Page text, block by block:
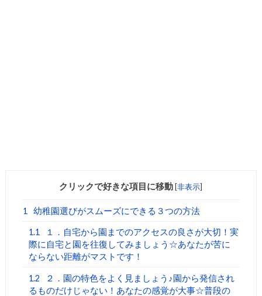
クリックで好きな項目に移動 [非表示]
1 幼稚園選びがスムーズにできる３つの方法
1.1
１．自宅から園までのアクセスの良さが大切！実
際に自宅と園を往復してみましょう☆あなたが苦に
ならない距離がマストです！
1.2
２．園の特色をよく見ましょう♪園から発信され
るものだけじゃない！あなたの感覚が大事☆普段の